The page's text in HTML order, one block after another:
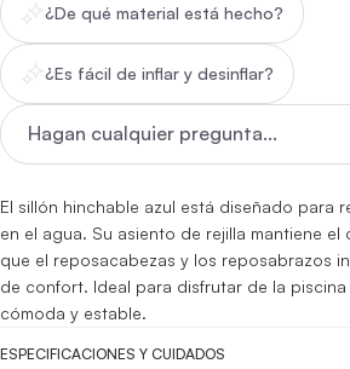
¿De qué material está hecho?
¿Es fácil de inflar y desinflar?
El sillón hinchable azul está diseñado para
en el agua. Su asiento de rejilla mantiene
que el reposacabezas y los reposabrazos
de confort. Ideal para disfrutar de la
cómoda y estable.
ESPECIFICACIONES Y CUIDADOS